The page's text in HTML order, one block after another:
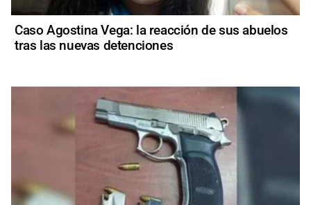
Caso Agostina Vega: la reacción de sus abuelos
tras las nuevas detenciones